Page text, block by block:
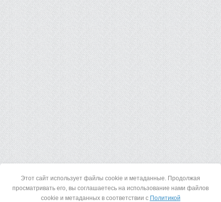
© 2015 - 2026 ООО "АИР"
Этот сайт использует файлы cookie и метаданные. Продолжая
просматривать его, вы соглашаетесь на использование нами файлов
cookie и метаданных в соответствии с Политикой